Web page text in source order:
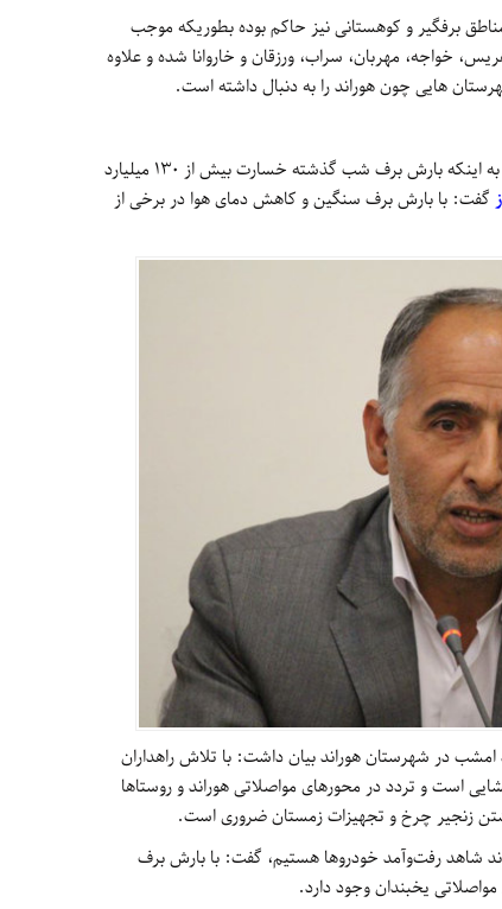
برفگیر و کوهستانی نیز حاکم بوده بطوریکه موجب
خواجه، مهربان، سراب، ورزقان و خاروانا شده و علاوه
هایی چون هوراند را به دنبال داشته است.
در همین خصوص فرماندار شهرستان هوراند با اشاره به اینکه بارش برف شب گذشته خسارت بیش از ۱۳۰ میلیارد
گفت: با بارش برف سنگین و کاهش دمای هوا در برخی از
امشب در شهرستان هوراند بیان داشت: با تلاش راهداران
است و تردد در محورهای مواصلاتی هوراند و روستاها
زنجیر چرخ و تجهیزات زمستان ضروری است.
شاهد رفت‌وآمد خودروها هستیم، گفت: با بارش برف
یخبندان وجود دارد.